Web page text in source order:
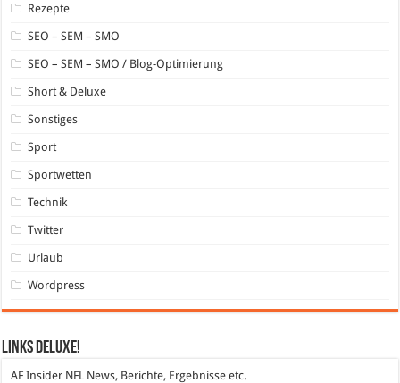
Rezepte
SEO – SEM – SMO
SEO – SEM – SMO / Blog-Optimierung
Short & Deluxe
Sonstiges
Sport
Sportwetten
Technik
Twitter
Urlaub
Wordpress
Links DeLuXe!
AF Insider NFL News, Berichte, Ergebnisse etc.